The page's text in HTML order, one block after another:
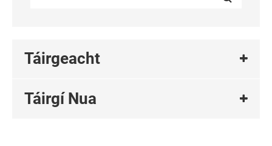
Táirgeacht
Táirgí Nua